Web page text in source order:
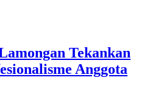
Tekankan
Anggota